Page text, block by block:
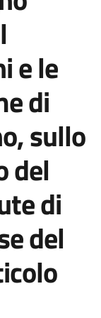
e le
di
sullo
del
di
del